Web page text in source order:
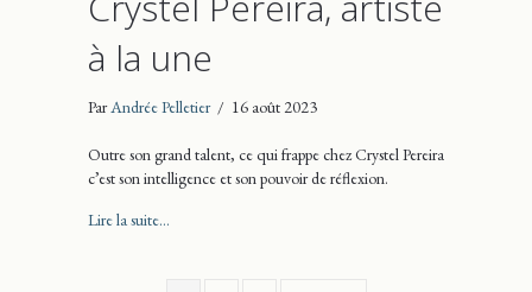
à la une
ParAndrée Pelletier / 16 août 2023
Outre son grand talent, ce qui frappe chez Crystel Pereira
c’est son intelligence et son pouvoir de réflexion.
Lire la suite...